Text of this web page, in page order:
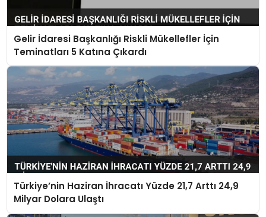
Gelir İdaresi Başkanlığı Riskli Mükellefler İçin
Teminatları 5 Katına Çıkardı
Türkiye’nin Haziran İhracatı Yüzde 21,7 Arttı 24,9
Milyar Dolara Ulaştı